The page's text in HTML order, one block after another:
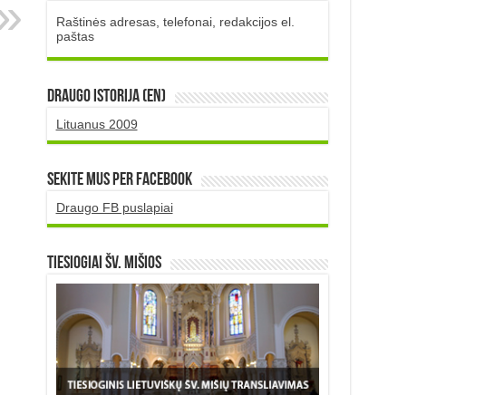
Raštinės adresas, telefonai, redakcijos el.
paštas
DRAUGO istorija (EN)
Lituanus 2009
Sekite mus per Facebook
Draugo FB puslapiai
TIESIOGIAI šv. MIŠIOS